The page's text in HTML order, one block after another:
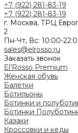
+7 (922) 281-83-19
+7 (922) 281-83-19
г. Москва, ТРЦ
2
Пн-Чт, Вс: 10:00-
sales@elrosso.ru
Заказать звонок
El’Rosso Premium
Женская обувь
Балетки
Ботильоны
Ботинки и
Ботинки
Казаки
Кроссовки и кеды